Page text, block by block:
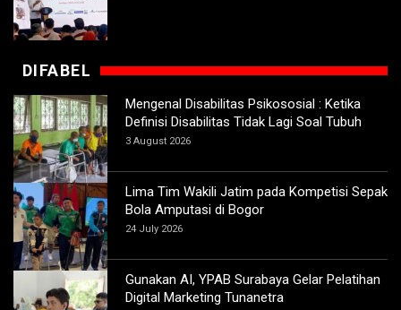
DIFABEL
Mengenal Disabilitas Psikososial : Ketika
Definisi Disabilitas Tidak Lagi Soal Tubuh
3 August 2026
Lima Tim Wakili Jatim pada Kompetisi Sepak
Bola Amputasi di Bogor
24 July 2026
Gunakan AI, YPAB Surabaya Gelar Pelatihan
Digital Marketing Tunanetra